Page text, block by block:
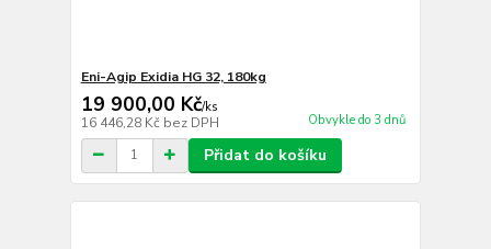
Eni-Agip Exidia HG 32, 180kg
19 900,00 Kč/ks
16 446,28 Kč bez DPH Obvykle do 3 dnů
Přidat do košíku